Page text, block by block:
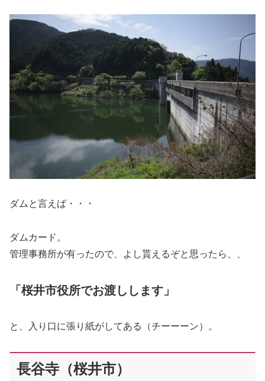
ダムと言えば・・・
ダムカード。
管理事務所が有ったので、よし貰えるぞと思ったら、、
「桜井市役所でお渡しします」
と、入り口に張り紙がしてある（チーーーン）。
長谷寺（桜井市）